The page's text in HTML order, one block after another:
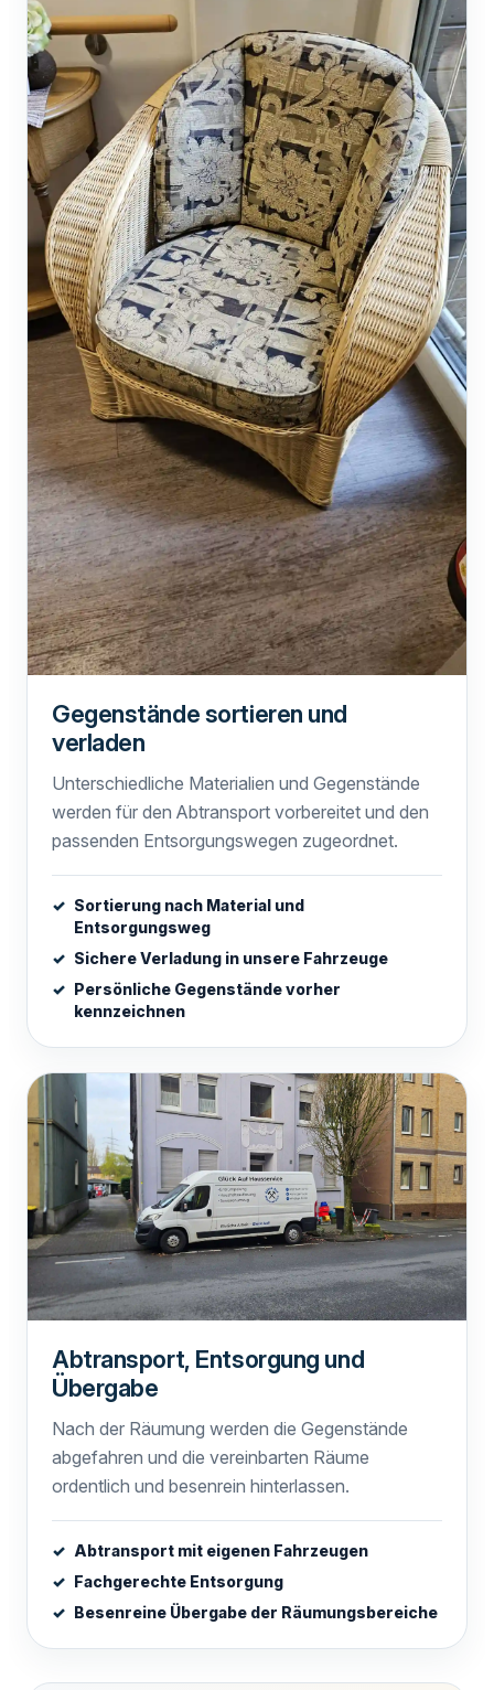
Gegenstände sortieren und
verladen
Unterschiedliche Materialien und Gegenstände
werden für den Abtransport vorbereitet und den
passenden Entsorgungswegen zugeordnet.
Sortierung nach Material und
Entsorgungsweg
Sichere Verladung in unsere Fahrzeuge
Persönliche Gegenstände vorher
kennzeichnen
Abtransport, Entsorgung und
Übergabe
Nach der Räumung werden die Gegenstände
abgefahren und die vereinbarten Räume
ordentlich und besenrein hinterlassen.
Abtransport mit eigenen Fahrzeugen
Fachgerechte Entsorgung
Besenreine Übergabe der Räumungsbereiche